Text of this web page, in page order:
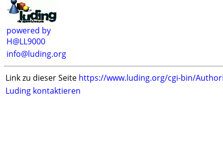
powered by
H@LL9000
info@luding.org
Link zu dieser Seite https://www.luding.org/cgi-bin/
Luding kontaktieren